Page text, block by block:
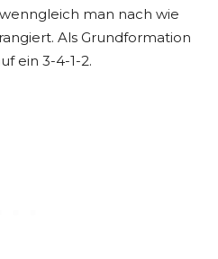
man nach wie
Als Grundformation
ein 3-4-1-2.